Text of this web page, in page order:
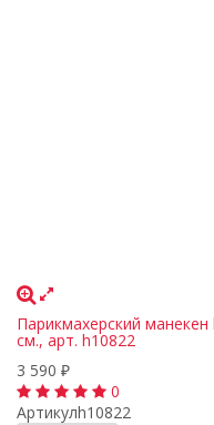
Парикмахерский
см., арт. h10822
3 590 ₽
0
Артикулh10822